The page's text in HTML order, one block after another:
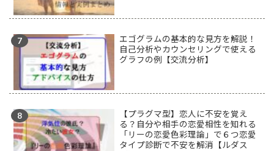
エゴグラムの基本的な見方を解説！
自己分析やカウンセリングで使える
グラフの例【交流分析】
【プラグマ型】恋人に不安を覚え
る？自分や相手の恋愛相性を知れる
「リーの恋愛色彩理論」で６つ恋愛
タイプ診断で不安を解消【ルダス